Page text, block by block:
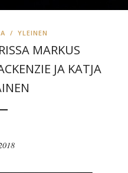
/ YLEINEN
MARKUS
JA KATJA